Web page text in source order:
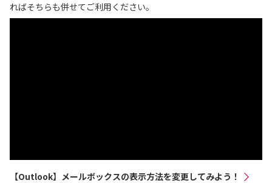
ればそちらも併せてご利用ください。
【Outlook】メールボックスの表示方法を変更してみよう！